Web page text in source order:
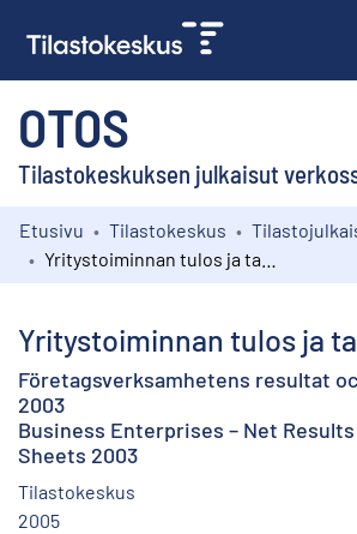
OTOS
Tilastokeskuksen julkaisut
Kokoelmat
Etusivu Tilastokeskus
Yritystoiminnan tulos ja
Företagsverksamhetens resultat
2003
Business Enterprises – Net Results
Sheets 2003
Tilastokeskus
2005